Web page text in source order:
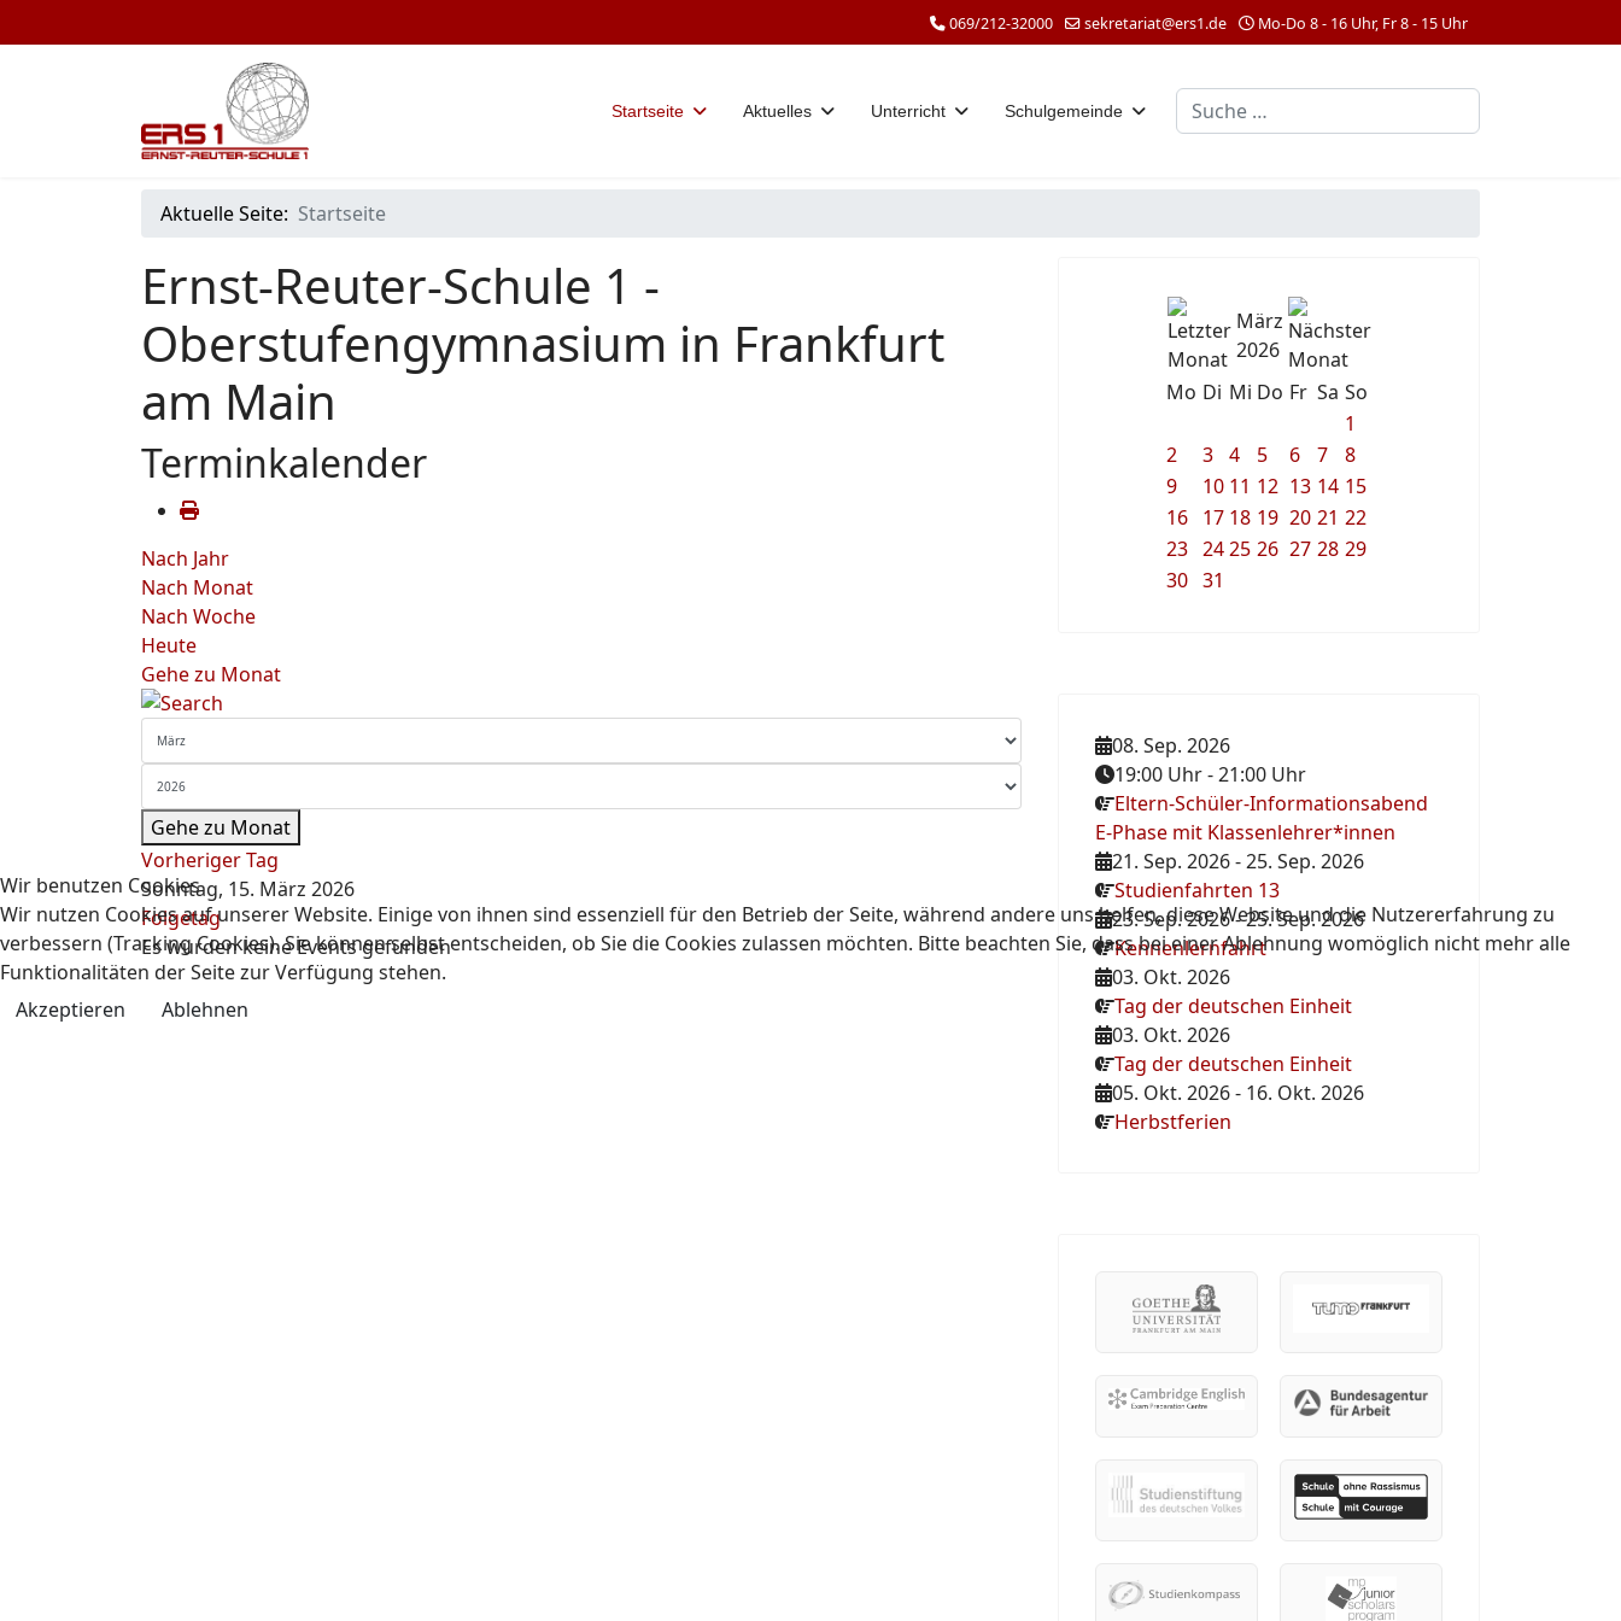
069/212-32000 sekretariat@ers1.de Mo-Do 8 - 16 Uhr, Fr 8 - 15 Uhr
Startseite Aktuelles Unterricht Schulgemeinde Suchen
Aktuelle Seite: Startseite
Ernst-Reuter-Schule 1 -
Oberstufengymnasium in Frankfurt
am Main
Terminkalender
Nach Jahr
Nach Monat
Nach Woche
Heute
Gehe zu Monat
Gehe zu Monat
Vorheriger Tag
Sonntag, 15. März 2026
Folgetag
Es wurden keine Events gefunden
März
2026
Mo Di Mi Do Fr Sa So
1
2
3 4 5 6 7
8
9
10 11 12 13 14 15
16
17 18 19 20 21 22
23 24 25 26 27 28 29
30 31
08. Sep. 2026
19:00 Uhr-21:00 Uhr
Eltern-Schüler-Informationsabend
E-Phase mit Klassenlehrer*innen
21. Sep. 2026-25. Sep. 2026
Studienfahrten 13
23. Sep. 2026-25. Sep. 2026
Kennenlernfahrt
03. Okt. 2026
Tag der deutschen Einheit
03. Okt. 2026
Tag der deutschen Einheit
05. Okt. 2026- 16. Okt. 2026
Herbstferien
Wir benutzen Cookies
Wir nutzen Cookies auf unserer Website. Einige von ihnen sind essenziell für den Betrieb der Seite, während andere uns helfen, diese Website und die Nutzererfahrung zu
verbessern (Tracking Cookies). Sie können selbst entscheiden, ob Sie die Cookies zulassen möchten. Bitte beachten Sie, dass bei einer Ablehnung womöglich nicht mehr alle
Funktionalitäten der Seite zur Verfügung stehen.
Akzeptieren
Ablehnen